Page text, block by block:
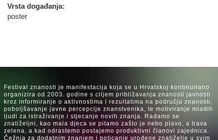
Vrsta događanja:
poster
Festival znanosti je manifestacija koja se u Hrvatskoj kontinuirano
organizira od 2003. godine s ciljem približavanja znanosti javnosti
kroz informiranje o aktivnostima i rezultatima na području znanosti,
poboljšavanje javne percepcije znanstvenika, te motiviranje mladih
ljudi za istraživanje i stjecanje novih znanja. Rađamo se
znatiželjni, kao mala djeca se pitamo zašto je nebo plavo, a trava
zelena, a kad odrastemo postajemo produktivni članovi zajednica.
Čežnja za dodatnim znanjem i poticanje urođene znatiželje u svim